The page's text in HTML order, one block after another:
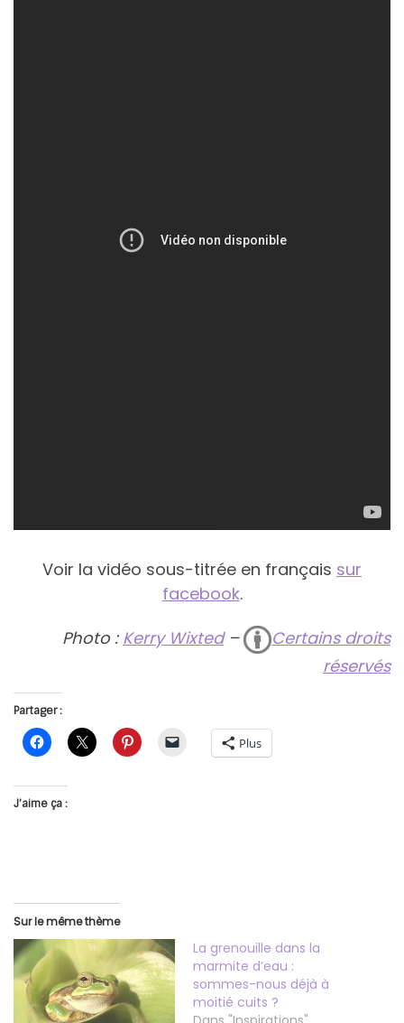
Voir la vidéo sous-titrée en français sur
facebook.
Photo : Kerry Wixted–
Certains droits
réservés
Partager :
Plus
J’aime ça :
Sur le même thème
La grenouille dans la
marmite d’eau :
sommes-nous déjà à
moitié cuits ?